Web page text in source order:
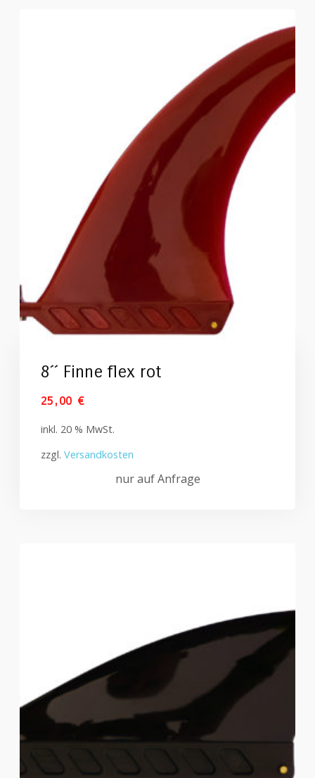
8´´ Finne flex rot
25,00 €
inkl. 20 % MwSt.
zzgl. Versandkosten
nur auf Anfrage